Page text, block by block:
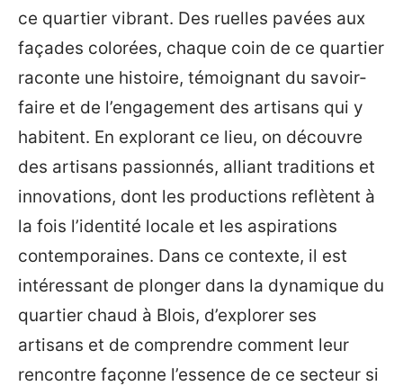
ce quartier vibrant. Des ruelles pavées aux
façades colorées, chaque coin de ce quartier
raconte une histoire, témoignant du savoir-
faire et de l’engagement des artisans qui y
habitent. En explorant ce lieu, on découvre
des artisans passionnés, alliant traditions et
innovations, dont les productions reflètent à
la fois l’identité locale et les aspirations
contemporaines. Dans ce contexte, il est
intéressant de plonger dans la dynamique du
quartier chaud à Blois, d’explorer ses
artisans et de comprendre comment leur
rencontre façonne l’essence de ce secteur si